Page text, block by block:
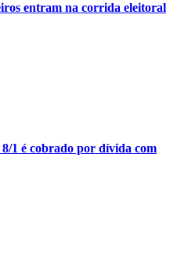
entram na corrida eleitoral
1 é cobrado por dívida com